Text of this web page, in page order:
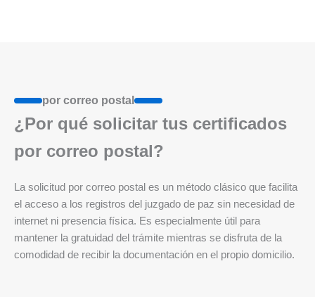
por correo postal
¿Por qué solicitar tus certificados
por correo postal?
La solicitud por correo postal es un método clásico que facilita
el acceso a los registros del juzgado de paz sin necesidad de
internet ni presencia física. Es especialmente útil para
mantener la gratuidad del trámite mientras se disfruta de la
comodidad de recibir la documentación en el propio domicilio.